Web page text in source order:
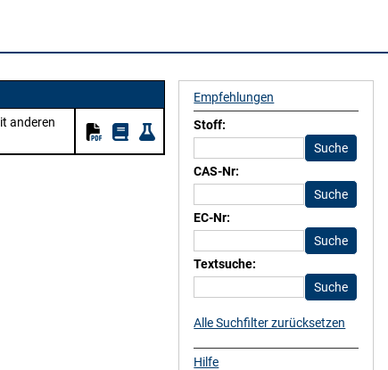
anderen
Empfehlungen
Stoff:
CAS-Nr:
EC-Nr:
Textsuche:
Alle Suchfilter zurücksetzen
Hilfe